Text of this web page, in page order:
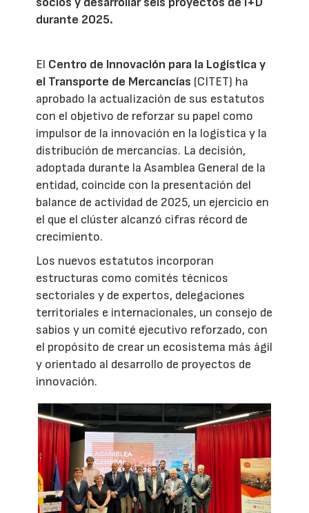
durante 2025.
El Centro de Innovación para la Logística y
el Transporte de Mercancías (CITET) ha
aprobado la actualización de sus estatutos
con el objetivo de reforzar su papel como
impulsor de la innovación en la logística y la
distribución de mercancías. La decisión,
adoptada durante la Asamblea General de la
entidad, coincide con la presentación del
balance de actividad de 2025, un ejercicio en
el que el clúster alcanzó cifras récord de
crecimiento.
Los nuevos estatutos incorporan
estructuras como comités técnicos
sectoriales y de expertos, delegaciones
territoriales e internacionales, un consejo de
sabios y un comité ejecutivo reforzado, con
el propósito de crear un ecosistema más ágil
y orientado al desarrollo de proyectos de
innovación.